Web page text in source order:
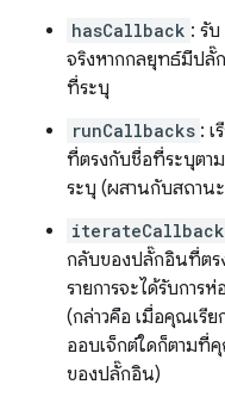
hasCallback : รั
จริงหากกลยุทธ์มีปลั๊
ที่ระบุ
runCallbacks :
ที่ตรงกับชื่อที่ระบุตา
ระบุ (ผสานกับสถาน
กลับของปลั๊กอินที่ตร
รายการจะได้รับกา
(กล่าวคือ เมื่อคุณเรีย
ออบเจ็กต์ใดก็ตามที่
ของปลั๊กอิน)